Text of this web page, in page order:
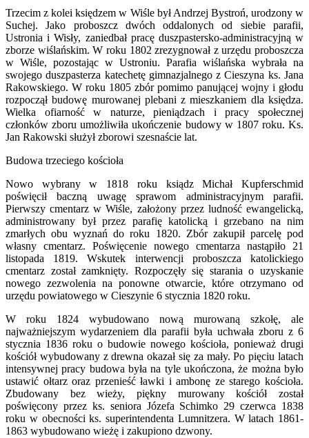
Trzecim z kolei księdzem w Wiśle był Andrzej Bystroń, urodzony w
Suchej. Jako proboszcz dwóch oddalonych od siebie parafii,
Ustronia i Wisły, zaniedbał pracę duszpastersko-administracyjną w
zborze wiślańskim. W roku 1802 zrezygnował z urzędu proboszcza
w Wiśle, pozostając w Ustroniu. Parafia wiślańska wybrała na
swojego duszpasterza katechetę gimnazjalnego z Cieszyna ks. Jana
Rakowskiego. W roku 1805 zbór pomimo panującej wojny i głodu
rozpoczął budowę murowanej plebani z mieszkaniem dla księdza.
Wielka ofiarność w naturze, pieniądzach i pracy społecznej
członków zboru umożliwiła ukończenie budowy w 1807 roku. Ks.
Jan Rakowski służył zborowi szesnaście lat.
Budowa trzeciego kościoła
Nowo wybrany w 1818 roku ksiądz Michał Kupferschmid
poświęcił baczną uwagę sprawom administracyjnym parafii.
Pierwszy cmentarz w Wiśle, założony przez ludność ewangelicką,
administrowany był przez parafię katolicką i grzebano na nim
zmarłych obu wyznań do roku 1820. Zbór zakupił parcelę pod
własny cmentarz. Poświęcenie nowego cmentarza nastąpiło 21
listopada 1819. Wskutek interwencji proboszcza katolickiego
cmentarz został zamknięty. Rozpoczęły się starania o uzyskanie
nowego zezwolenia na ponowne otwarcie, które otrzymano od
urzędu powiatowego w Cieszynie 6 stycznia 1820 roku.
W roku 1824 wybudowano nową murowaną szkołę, ale
najważniejszym wydarzeniem dla parafii była uchwała zboru z 6
stycznia 1836 roku o budowie nowego kościoła, ponieważ drugi
kościół wybudowany z drewna okazał się za mały. Po pięciu latach
intensywnej pracy budowa była na tyle ukończona, że można było
ustawić ołtarz oraz przenieść ławki i ambonę ze starego kościoła.
Zbudowany bez wieży, piękny murowany kościół został
poświęcony przez ks. seniora Józefa Schimko 29 czerwca 1838
roku w obecności ks. superintendenta Lumnitzera. W latach 1861-
1863 wybudowano wieżę i zakupiono dzwony.